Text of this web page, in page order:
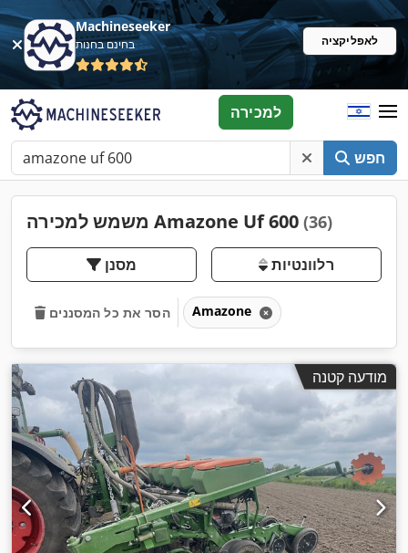
Machineseeker
בחינם בחנות לאפליקציה
חפש
למכירה
משמש למכירה Amazone Uf 600 (36)
מסנן רלוונטיות
הסר את כל המסננים Amazone
מודעה קטנה